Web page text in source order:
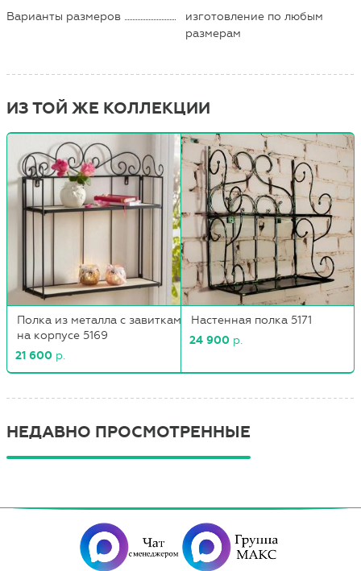
Варианты размеров
изготовление по любым
размерам
ИЗ ТОЙ ЖЕ КОЛЛЕКЦИИ
Полка из металла с завитками
на корпусе 5169
21 600 р.
Настенная полка 5171
24 900 р.
НЕДАВНО ПРОСМОТРЕННЫЕ